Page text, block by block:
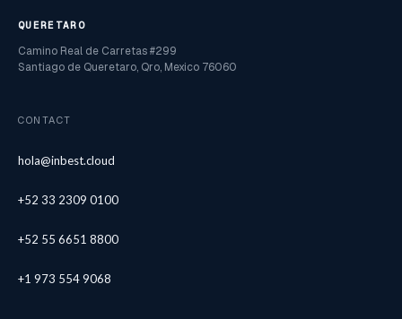
QUERETARO
Camino Real de Carretas #299
Santiago de Queretaro, Qro, Mexico 76060
CONTACT
hola@inbest.cloud
+52 33 2309 0100
+52 55 6651 8800
+1 973 554 9068